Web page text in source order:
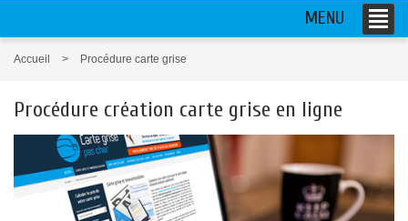
MENU
Accueil Procédure carte grise
Procédure création carte grise en ligne